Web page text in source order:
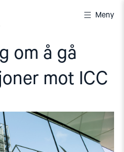
Meny
om å gå
mot ICC